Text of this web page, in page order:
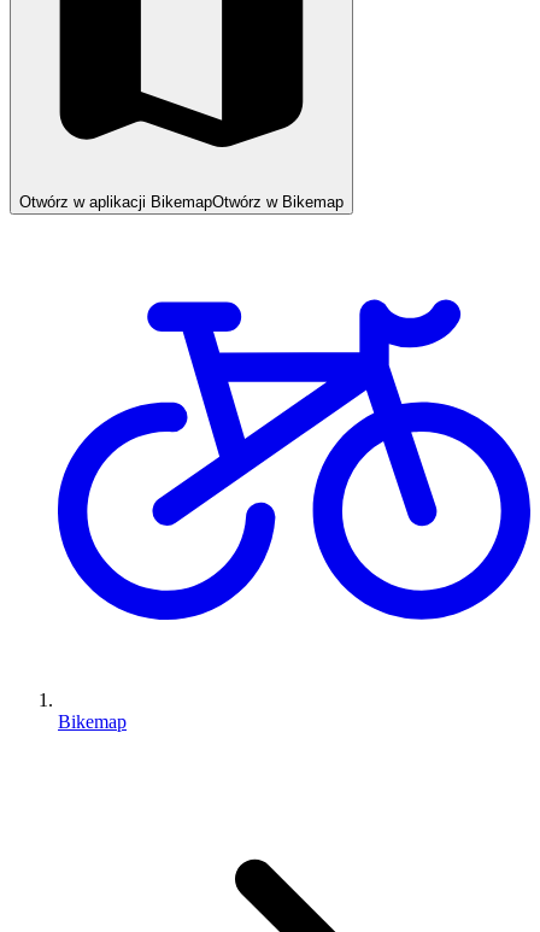
Otwórz w aplikacji BikemapOtwórz w Bikemap
Bikemap